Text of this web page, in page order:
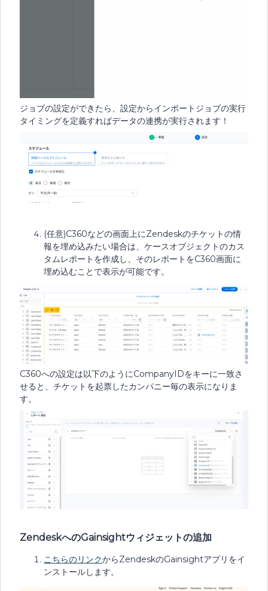
ジョブの設定ができたら、設定からインポートジョブの実行
タイミングを定義すればデータの連携が実行されます！
(任意)C360などの画面上にZendeskのチケットの情
報を埋め込みたい場合は、ケースオブジェクトのカス
タムレポートを作成し、そのレポートをC360画面に
埋め込むことで表示が可能です。
C360への設定は以下のようにCompanyIDをキーに一致さ
せると、チケットを起票したカンパニー毎の表示になりま
す。
ZendeskへのGainsightウィジェットの追加
こちらのリンクからZendeskのGainsightアプリをイ
ンストールします。